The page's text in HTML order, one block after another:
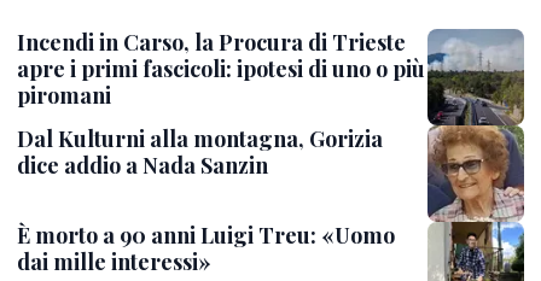
Incendi in Carso, la Procura di Trieste
apre i primi fascicoli: ipotesi di uno o più
piromani
Dal Kulturni alla montagna, Gorizia
dice addio a Nada Sanzin
È morto a 90 anni Luigi Treu: «Uomo
dai mille interessi»